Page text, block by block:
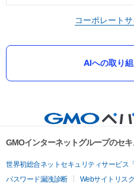
コーポレートサ
AIへの取り
GMOインターネットグループのセ
世界初総合ネットセキュリティサービス
パスワード漏洩診断
Webサイトリス